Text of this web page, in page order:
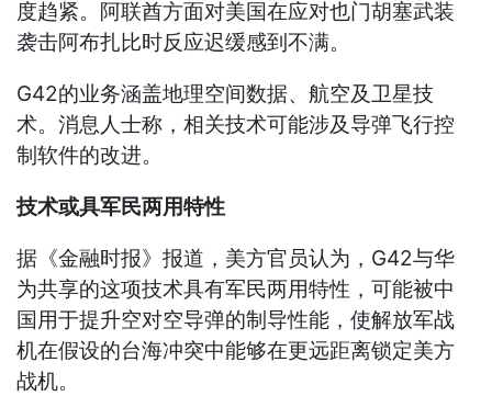
度趋紧。阿联酋方面对美国在应对也门胡塞武装
袭击阿布扎比时反应迟缓感到不满。
G42的业务涵盖地理空间数据、航空及卫星技
术。消息人士称，相关技术可能涉及导弹飞行控
制软件的改进。
技术或具军民两用特性
据《金融时报》报道，美方官员认为，G42与华
为共享的这项技术具有军民两用特性，可能被中
国用于提升空对空导弹的制导性能，使解放军战
机在假设的台海冲突中能够在更远距离锁定美方
战机。